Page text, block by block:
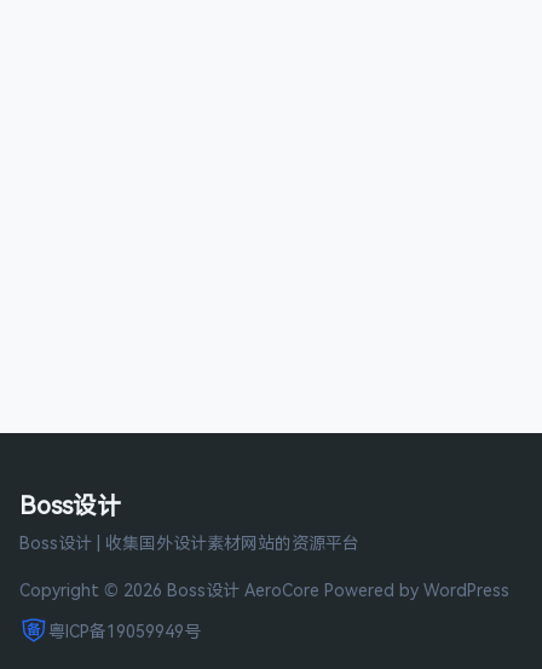
Boss设计
Boss设计 | 收集国外设计素材网站的资源平台
Copyright © 2026 Boss设计 AeroCore Powered by WordPress
粤ICP备19059949号